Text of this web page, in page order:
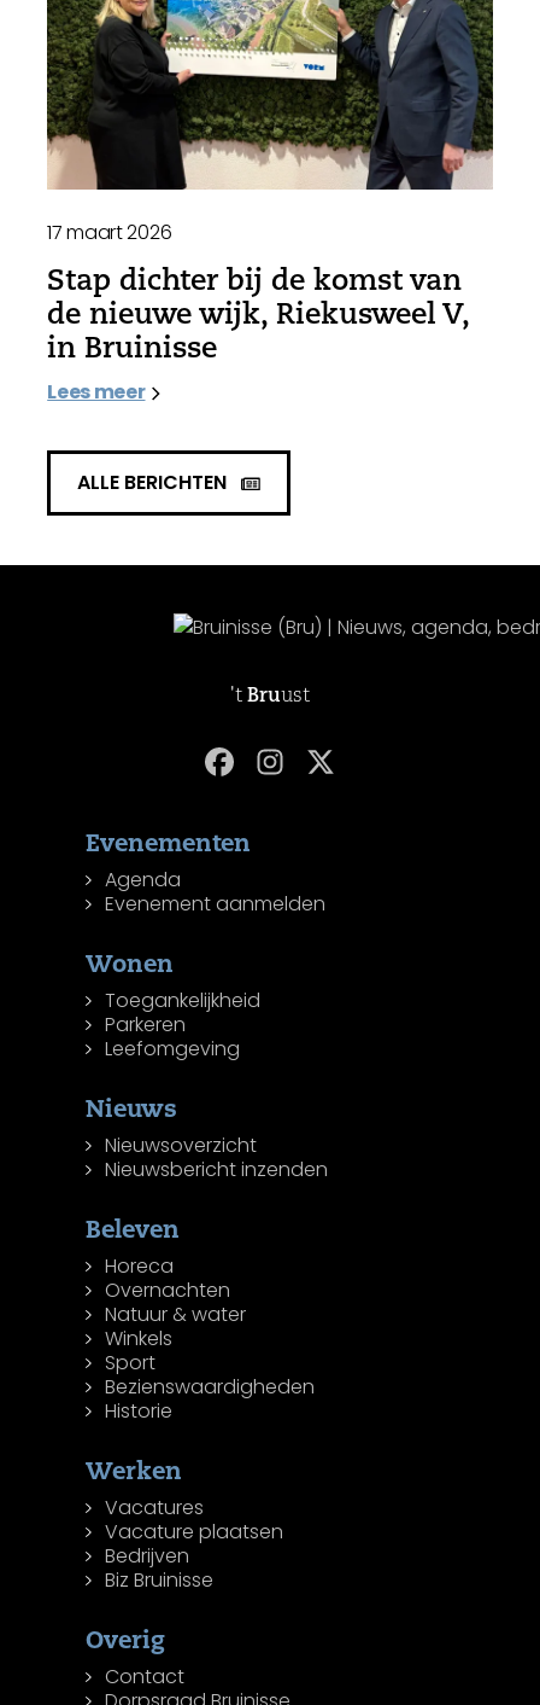
17 maart 2026
Stap dichter bij de komst van
de nieuwe wijk, Riekusweel V,
in Bruinisse
Lees meer
ALLE BERICHTEN
't Bruust
Evenementen
Agenda
Evenement aanmelden
Wonen
Toegankelijkheid
Parkeren
Leefomgeving
Nieuws
Nieuwsoverzicht
Nieuwsbericht inzenden
Beleven
Horeca
Overnachten
Natuur & water
Winkels
Sport
Bezienswaardigheden
Historie
Werken
Vacatures
Vacature plaatsen
Bedrijven
Biz Bruinisse
Overig
Contact